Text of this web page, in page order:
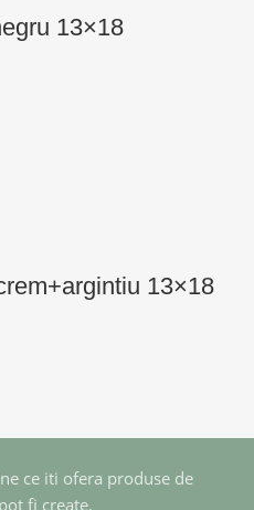
13×18
13×18
ce iti ofera produse de
fi create.